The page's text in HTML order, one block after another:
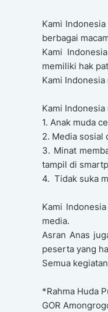
Kami
berbagai
Kami
memiliki hak
Kami
Kami
1. Anak muda
2. Media sosial
3. Minat
tampil di
4. Tidak suka
Kami
media.
Asran Anas
peserta yang
Semua
*Rahma Huda
GOR